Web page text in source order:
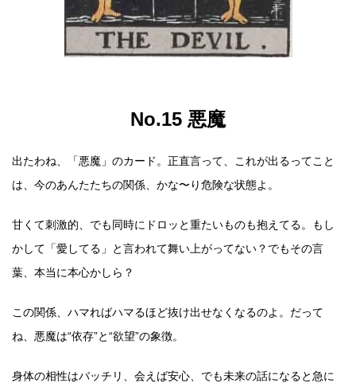
No.15 悪魔
出たわね、「悪魔」のカード。正直言って、これが出るってこと
は、今のあんたたちの関係、かな〜り危険な状態よ。
甘くて刺激的、でも同時にドロッと重たいものも抱えてる。もし
かして「愛してる」と言われて舞い上がってない？でもその言
葉、本当に本心かしら？
この関係、ハマればハマるほど抜け出せなくなるのよ。だって
ね、悪魔は“依存”と“欲望”の象徴。
身体の相性はバッチリ、会えば安心、でも未来の話になると急に